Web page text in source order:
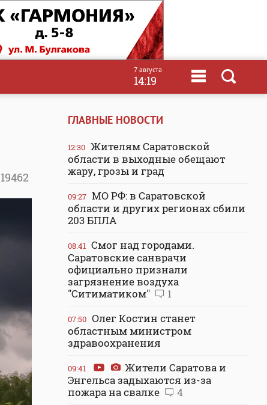
7 августа
14:19
19462
ГЛАВНЫЕ НОВОСТИ
12:30 Жителям Саратовской
области в выходные обещают
жару, грозы и град
09:27 МО РФ: в Саратовской
области и других регионах сбили
203 БПЛА
08:41 Смог над городами.
Саратовские санврачи
официально признали
загрязнение воздуха
"Ситиматиком"
1
07:50 Олег Костин станет
областным министром
здравоохранения
09:41
Жители Саратова и
Энгельса задыхаются из-за
пожара на свалке
4